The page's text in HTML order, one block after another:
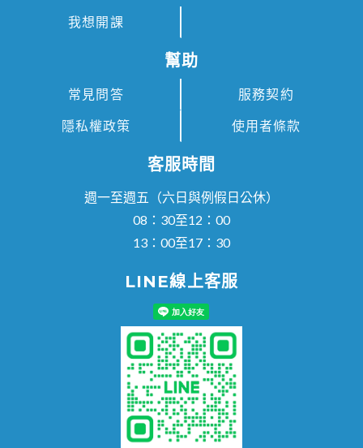
我想開課
幫助
常見問答 服務契約
隱私權政策 使用者條款
客服時間
週一至週五（六日與例假日公休）
08：30至12：00
13：00至17：30
LINE線上客服